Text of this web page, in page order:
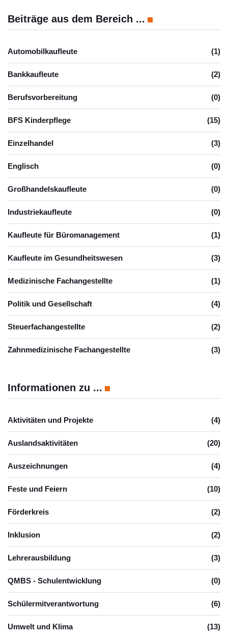
Beiträge aus dem Bereich ...
Automobilkaufleute (1)
Bankkaufleute (2)
Berufsvorbereitung (0)
BFS Kinderpflege (15)
Einzelhandel (3)
Englisch (0)
Großhandelskaufleute (0)
Industriekaufleute (0)
Kaufleute für Büromanagement (1)
Kaufleute im Gesundheitswesen (3)
Medizinische Fachangestellte (1)
Politik und Gesellschaft (4)
Steuerfachangestellte (2)
Zahnmedizinische Fachangestellte (3)
Informationen zu ...
Aktivitäten und Projekte (4)
Auslandsaktivitäten (20)
Auszeichnungen (4)
Feste und Feiern (10)
Förderkreis (2)
Inklusion (2)
Lehrerausbildung (3)
QMBS - Schulentwicklung (0)
Schülermitverantwortung (6)
Umwelt und Klima (13)